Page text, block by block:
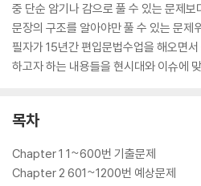
중 단순 암기나 감으로 풀 수 있는 문제
문장의 구조를 알아야만 풀 수 있는 문
필자가 15년간 편입문법수업을 해오면
하고자 하는 내용들을 현시대와 이슈에
목차
Chapter 1 1~600번 기출문제
Chapter 2 601~1200번 예상문제